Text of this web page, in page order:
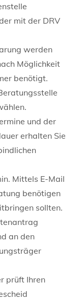
mit der DRV
werden
Möglichkeit
benötigt.
und der
erhalten Sie
Mittels E-Mail
benötigen
sollten.
an den
prüft Ihren